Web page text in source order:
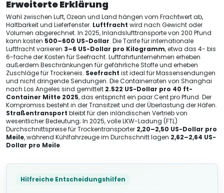
Erweiterte Erklärung
Wahl zwischen Luft, Ozean und Land hängen vom Frachtwert ab,
Haltbarkeit und Lieferfenster. Luftfracht wird nach Gewicht oder
Volumen abgerechnet. In 2025, Inlandslufttransporte von 200 Pfund
kann kosten 500–600 US-Dollar. Die Tarife für internationale
Luftfracht variieren 3–6 US-Dollar pro Kilogramm, etwa das 4- bis
6-fache der Kosten für Seefracht. Luftfahrtunternehmen erheben
außerdem Beschränkungen für gefährliche Stoffe und erheben
Zuschläge für Trockeneis. Seefracht ist ideal für Massensendungen
und nicht dringende Sendungen. Die Containerraten von Shanghai
nach Los Angeles sind gemittelt 2.522 US-Dollar pro 40 ft-
Container Mitte 2025, das entspricht ein paar Cent pro Pfund. Der
Kompromiss besteht in der Transitzeit und der Überlastung der Häfen.
Straßentransport bleibt für den inländischen Vertrieb von
wesentlicher Bedeutung; In 2025, volle LKW-Ladung (FTL)
Durchschnittspreise für Trockentransporter 2,20–2,50 US-Dollar pro
Meile, während Kühlfahrzeuge im Durchschnitt lagen 2,62–2,64 US-
Dollar pro Meile.
Hilfreiche Entscheidungshilfen